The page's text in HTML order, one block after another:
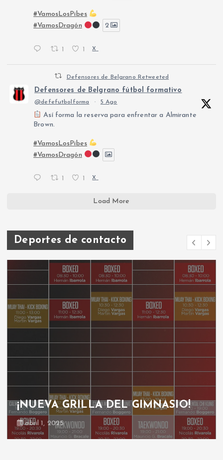
#VamosLosPibes
#VamosDragón
2
1 1 X
Defensores de Belgrano Retweeted
Defensores de Belgrano fútbol formativo
@defefutbolforma · 5 Ago
Así forma la reserva para enfrentar a Almirante
Brown.
#VamosLosPibes
#VamosDragón
X
Load More
Deportes de contacto
¡NUEVA GRILLA DEL GIMNASIO!
abril 1, 2025